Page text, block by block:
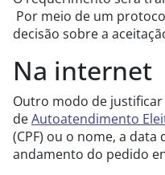
Por meio de um
decisão sobre a
Na internet
Outro modo de
deAutoatendimento
(CPF) ou o nome, a
andamento do pedido